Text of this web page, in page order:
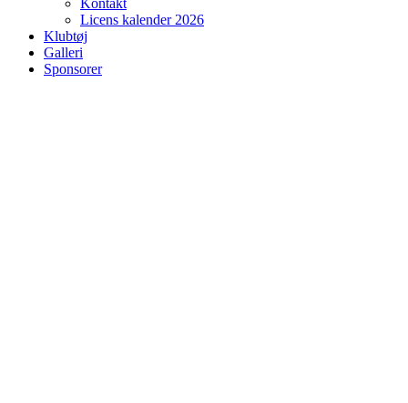
Kontakt
Licens kalender 2026
Klubtøj
Galleri
Sponsorer